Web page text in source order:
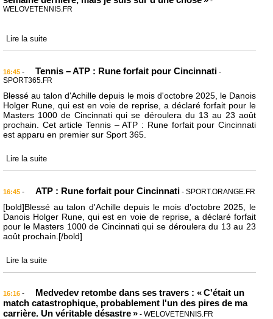
WELOVETENNIS.FR
Lire la suite
16:45 - Tennis – ATP : Rune forfait pour Cincinnati -
SPORT365.FR
Blessé au talon d'Achille depuis le mois d'octobre 2025, le Danois
Holger Rune, qui est en voie de reprise, a déclaré forfait pour le
Masters 1000 de Cincinnati qui se déroulera du 13 au 23 août
prochain. Cet article Tennis – ATP : Rune forfait pour Cincinnati
est apparu en premier sur Sport 365.
Lire la suite
16:45 - ATP : Rune forfait pour Cincinnati - SPORT.ORANGE.FR
[bold]Blessé au talon d'Achille depuis le mois d'octobre 2025, le
Danois Holger Rune, qui est en voie de reprise, a déclaré forfait
pour le Masters 1000 de Cincinnati qui se déroulera du 13 au 23
août prochain.[/bold]
Lire la suite
16:16 -
Medvedev retombe dans ses travers : « C'était un
match catastrophique, probablement l'un des pires de ma
carrière. Un véritable désastre » - WELOVETENNIS.FR